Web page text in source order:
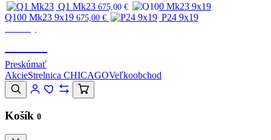
Q1 Mk23 675,00 €
Q100 Mk23 9x19 675,00 €
P24 9x19
Preskúmať
AkcieStrelnica CHICAGOVeľkoobchod
Košík 0